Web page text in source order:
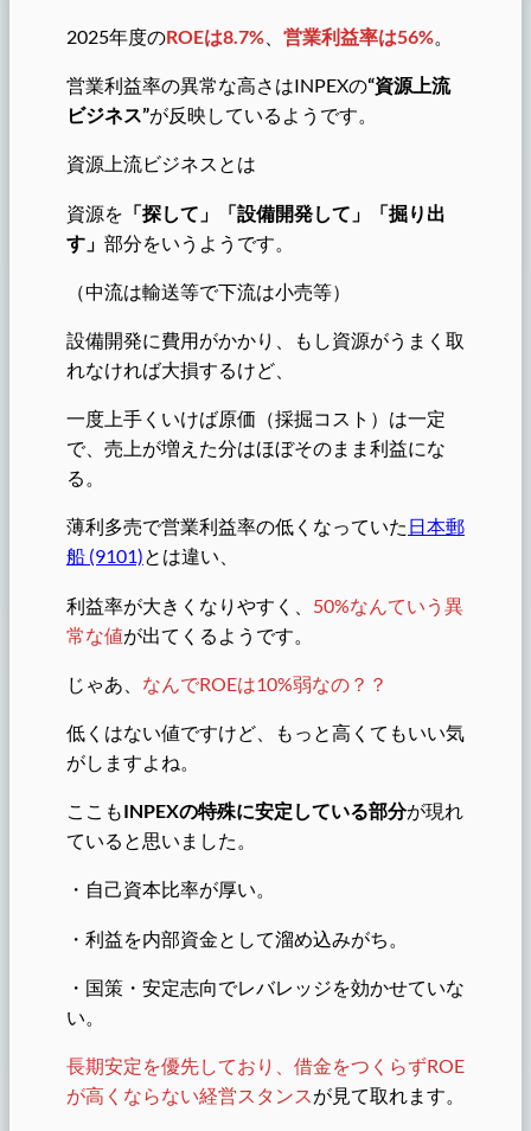
2025年度のROEは8.7% 営業利益率は56%。
営業利益率の異常な高さはINPEXの“資源上流
ビジネス”が反映しているようです。
資源上流ビジネスとは
資源を 「探して」「設備開発して」「掘り出
す」 部分をいうようです。
（中流は輸送等で下流は小売等）
設備開発に費用がかかり、もし資源がうまく取
れなければ大損するけど、
一度上手くいけば原価（採掘コスト）は一定
で、売上が増えた分はほぼそのまま利益にな
る。
薄利多売で営業利益率の低くなっていた 日本郵
船 (9101)とは違い、
利益率が大きくなりやすく、 50%なんていう異
常な値が出てくるようです。
じゃあ、 なんでROEは10%弱なの？？
低くはない値ですけど、もっと高くてもいい気
がしますよね。
ここもINPEXの特殊に安定している部分が現れ
ていると思いました。
・自己資本比率が厚い。
・利益を内部資金として溜め込みがち。
・国策・安定志向でレバレッジを効かせていな
い。
長期安定を優先しており、借金をつくらずROE
が高くならない経営スタンスが見て取れます。